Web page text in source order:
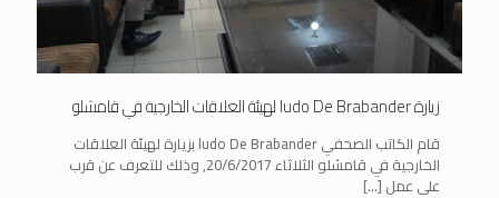
زيارة ludo De Brabander لهيئة العلاقات الخارجية في قامشلو
قام الكاتب الصحفي ludo De Brabander بزيارة لهيئة العلاقات
الخارجية في قامشلو الثلاثاء 20/6/2017, وذلك للتعرف عن قرب
على عمل […]